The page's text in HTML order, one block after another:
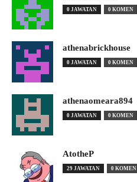
0 JAWATAN 0 KOMEN
athenabrickhouse
0 JAWATAN 0 KOMEN
athenaomeara894
0 JAWATAN 0 KOMEN
AtotheP
29 JAWATAN 0 KOMEN